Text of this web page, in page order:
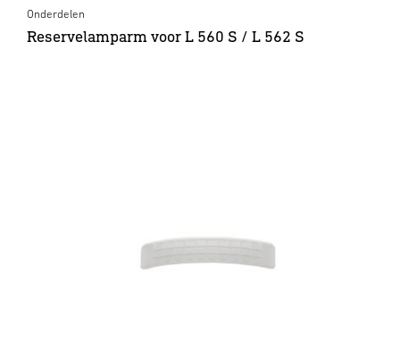
Onderdelen
Reservelamparm voor L 560 S / L 562 S